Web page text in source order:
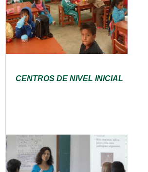
CENTROS DE NIVEL INICIAL